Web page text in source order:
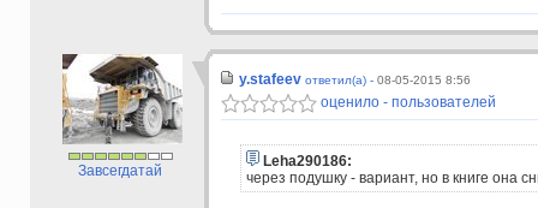
Завсегдатай
y.stafeev ответил(а) - 08-05-2015 8:56
оценило - пользователей
Leha290186:
через подушку - вариант, но в книге она